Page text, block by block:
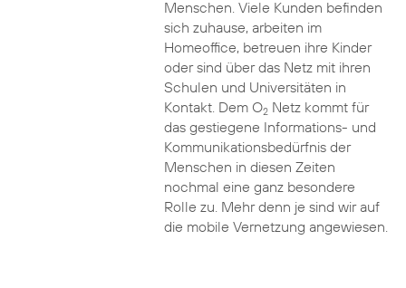
Menschen. Viele Kunden befinden
sich zuhause, arbeiten im
Homeoffice, betreuen ihre Kinder
oder sind über das Netz mit ihren
Schulen und Universitäten in
Kontakt. Dem O2Netz kommt für
das gestiegene Informations- und
Kommuni­ka­tions­bedürfnis­ der
Menschen in diesen Zeiten
nochmal eine ganz besondere
Rolle zu. Mehr denn je sind wir auf
die mobile Vernetzung angewiesen.